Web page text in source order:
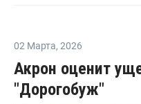
02 Марта, 2026
Акрон оценит
"Дорогобуж"